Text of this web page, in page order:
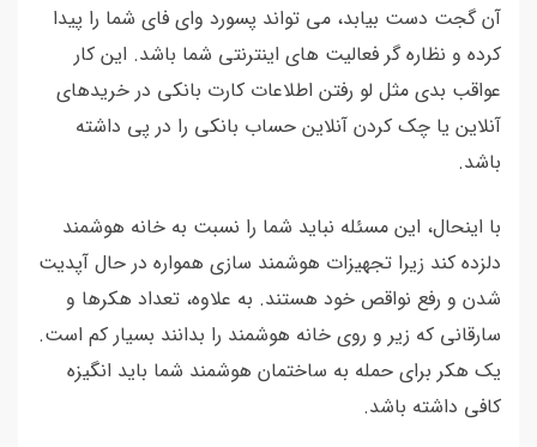
آن گجت دست بیابد، می تواند پسورد وای فای شما را پیدا
کرده و نظاره گر فعالیت های اینترنتی شما باشد. این کار
عواقب بدی مثل لو رفتن اطلاعات کارت بانکی در خریدهای
آنلاین یا چک کردن آنلاین حساب بانکی را در پی داشته
باشد.
با اینحال، این مسئله نباید شما را نسبت به خانه هوشمند
دلزده کند زیرا تجهیزات هوشمند سازی همواره در حال آپدیت
شدن و رفع نواقص خود هستند. به علاوه، تعداد هکرها و
سارقانی که زیر و روی خانه هوشمند را بدانند بسیار کم است.
یک هکر برای حمله به ساختمان هوشمند شما باید انگیزه
کافی داشته باشد.